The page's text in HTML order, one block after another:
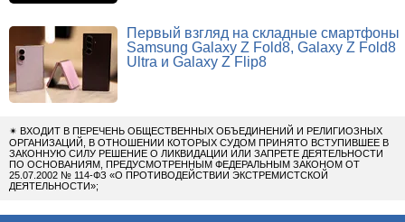
Первый взгляд на складные смартфоны
Samsung Galaxy Z Fold8, Galaxy Z Fold8
Ultra и Galaxy Z Flip8
✴ ВХОДИТ В ПЕРЕЧЕНЬ ОБЩЕСТВЕННЫХ ОБЪЕДИНЕНИЙ И РЕЛИГИОЗНЫХ
ОРГАНИЗАЦИЙ, В ОТНОШЕНИИ КОТОРЫХ СУДОМ ПРИНЯТО ВСТУПИВШЕЕ В
ЗАКОННУЮ СИЛУ РЕШЕНИЕ О ЛИКВИДАЦИИ ИЛИ ЗАПРЕТЕ ДЕЯТЕЛЬНОСТИ
ПО ОСНОВАНИЯМ, ПРЕДУСМОТРЕННЫМ ФЕДЕРАЛЬНЫМ ЗАКОНОМ ОТ
25.07.2002 № 114-ФЗ «О ПРОТИВОДЕЙСТВИИ ЭКСТРЕМИСТСКОЙ
ДЕЯТЕЛЬНОСТИ»;